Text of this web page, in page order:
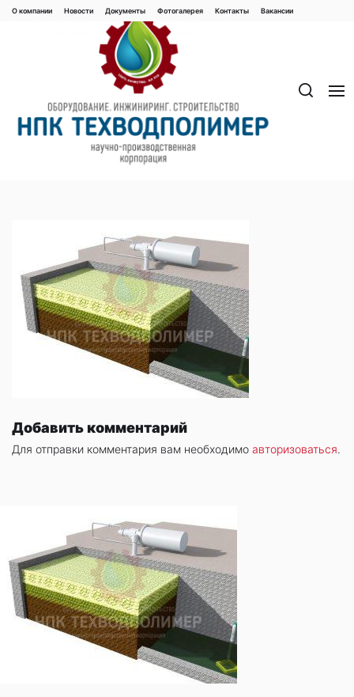
Перейти
Добавить комментарий
Для отправки комментария вам необходимо авторизоваться.
О компании Новости Документы Фотогалерея Контaкты Вакaнсии